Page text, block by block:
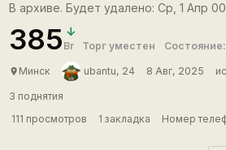
В архиве. Будет удалено: Ср, 1 Апр
385 Br Торг уместен
place Минск ubantu, 24 8 Авг, 2025
3 поднятия
111 просмотров
1 закладка Номер